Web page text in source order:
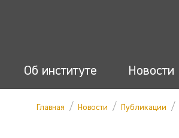
Об институте Новости
Главная / Новости / Публикации /